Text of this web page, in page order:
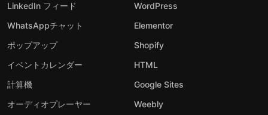
LinkedIn フィード
WhatsAppチャット
ポップアップ
イベントカレンダー
計算機
オーディオプレーヤー
WordPress
Elementor
Shopify
HTML
Google Sites
Weebly